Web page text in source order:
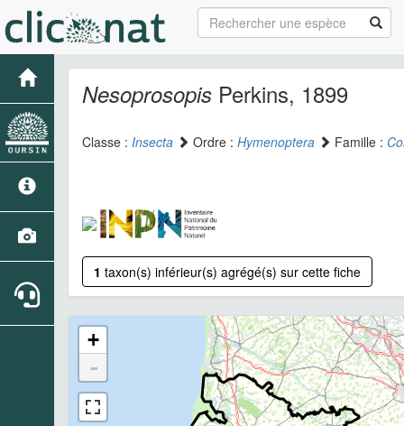
Nesoprosopis Perkins, 1899
Classe : Insecta Ordre : Hymenoptera Famille :
1 taxon(s) inférieur(s) agrégé(s) sur cette fiche
+
-